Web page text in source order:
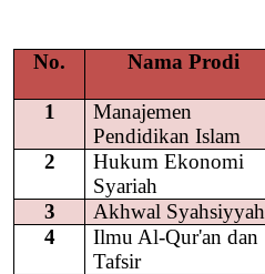
No. Nama Prodi
1
Manajemen
Pendidikan Islam
2
Hukum Ekonomi
Syariah
3 Akhwal Syahsiyyah
4
Ilmu Al-Qur'an dan
Tafsir